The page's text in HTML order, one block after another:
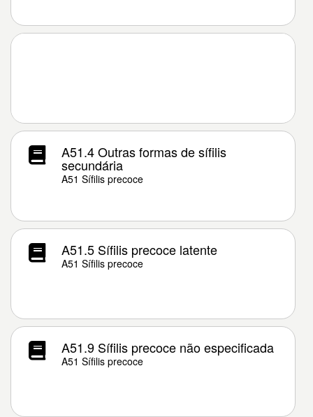
A51.4 Outras formas de sífilis
secundária
A51 Sífilis precoce
A51.5 Sífilis precoce latente
A51 Sífilis precoce
A51.9 Sífilis precoce não especificada
A51 Sífilis precoce